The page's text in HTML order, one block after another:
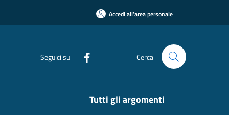
Accedi all'area personale
Seguici su Cerca
Tutti gli argomenti